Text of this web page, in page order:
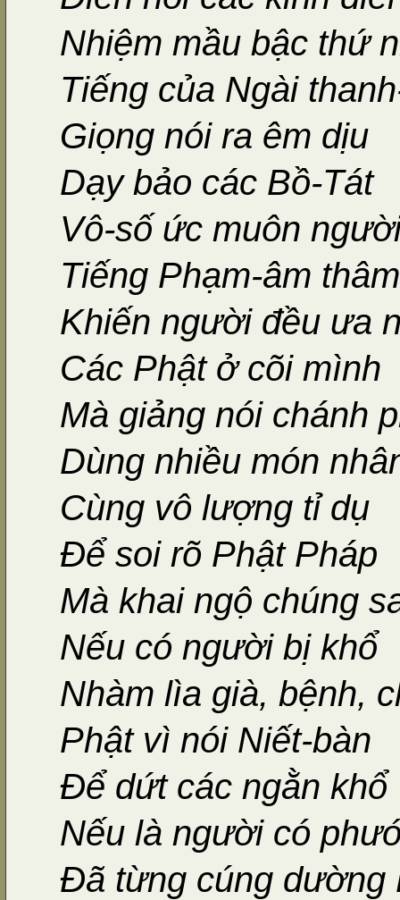
Nhiệm mầu bậc thứ
Tiếng của Ngài
Giọng nói ra êm dịu
Dạy bảo các Bồ-Tát
Vô-số ức muôn
Tiếng Phạm-âm
Khiến người đều ưa
Các Phật ở cõi mình
Mà giảng nói chánh
Dùng nhiều món
Cùng vô lượng tỉ dụ
Để soi rõ Phật Pháp
Mà khai ngộ chúng
Nếu có người bị khổ
Nhàm lìa già, bệnh,
Phật vì nói Niết-bàn
Để dứt các ngằn khổ
Nếu là người có
Đã từng cúng dường